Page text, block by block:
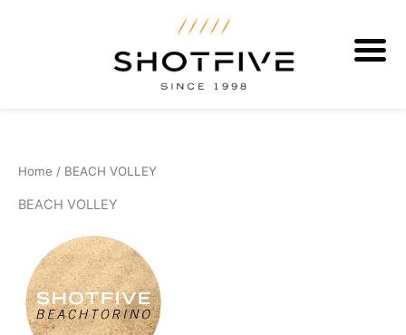
Home / BEACH VOLLEY
BEACH VOLLEY